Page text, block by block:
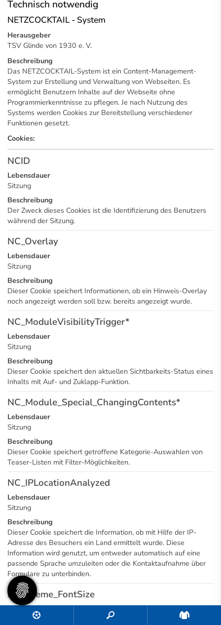
Technisch notwendig
NETZCOCKTAIL - System
Herausgeber
TSV Glinde von 1930 e. V.
Beschreibung
Das NETZCOCKTAIL-System ist ein Content-Management-
System zur Erstellung und Verwaltung von Webseiten. Es
ermöglicht Benutzern Inhalte auf der Webseite ohne
Programmierkenntnisse zu pflegen. Je nach Nutzung des
Systems werden Cookies zur Bereitstellung verschiedener
Funktionen gesetzt.
Cookies:
NCID
Lebensdauer
Sitzung
Beschreibung
Der Zweck dieses Cookies ist die Identifizierung des Benutzers
während der Sitzung.
NC_Overlay
Lebensdauer
Sitzung
Beschreibung
Dieser Cookie speichert Informationen, ob ein Hinweis-Overlay
noch angezeigt werden soll bzw. bereits angezeigt wurde.
NC_ModuleVisibilityTrigger*
Lebensdauer
Sitzung
Beschreibung
Dieser Cookie speichert den aktuellen Sichtbarkeits-Status eines
Inhalts mit Auf- und Zuklapp-Funktion.
NC_Module_Special_ChangingContents*
Lebensdauer
Sitzung
Beschreibung
Dieser Cookie speichert getroffene Kategorie-Auswahlen von
Teaser-Listen mit Filter-Möglichkeiten.
NC_IPLocationAnalyzed
Lebensdauer
Sitzung
Beschreibung
Dieser Cookie speichert die Information, ob mit Hilfe der IP-
Adresse des Besuchers ein Land ermittelt wurde. Diese
Information wird genutzt, um entweder automatisch auf eine
passende Sprache umzuleiten oder die Kontaktaufnahme über
Formulare zu unterbinden.
NC_Theme_FontSize
Lebensdauer